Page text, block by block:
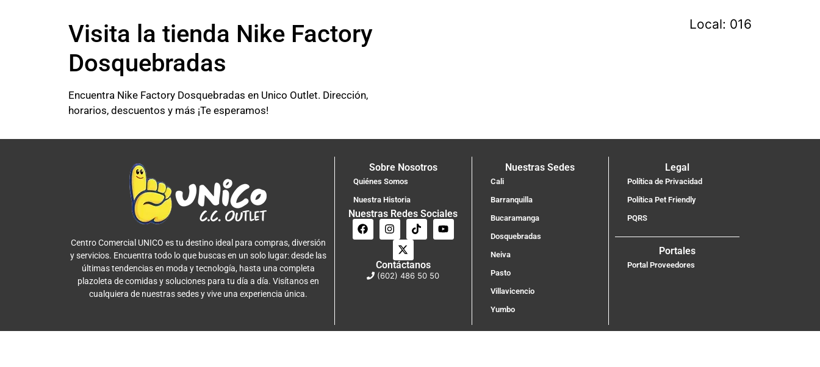
Visita la tienda Nike Factory
Dosquebradas
Encuentra Nike Factory Dosquebradas en Unico Outlet. Dirección,
horarios, descuentos y más ¡Te esperamos!
Local: 016
Centro Comercial UNICO es tu destino ideal para compras, diversión
y servicios. Encuentra todo lo que buscas en un solo lugar: desde las
últimas tendencias en moda y tecnología, hasta una completa
plazoleta de comidas y soluciones para tu día a día. Visítanos en
cualquiera de nuestras sedes y vive una experiencia única.
Sobre Nosotros
Quiénes Somos
Nuestra Historia
Nuestras Redes Sociales
Contáctanos
(602) 486 50 50
Nuestras Sedes
Cali
Barranquilla
Bucaramanga
Dosquebradas
Neiva
Pasto
Villavicencio
Yumbo
Legal
Política de Privacidad
Política Pet Friendly
PQRS
Portales
Portal Proveedores